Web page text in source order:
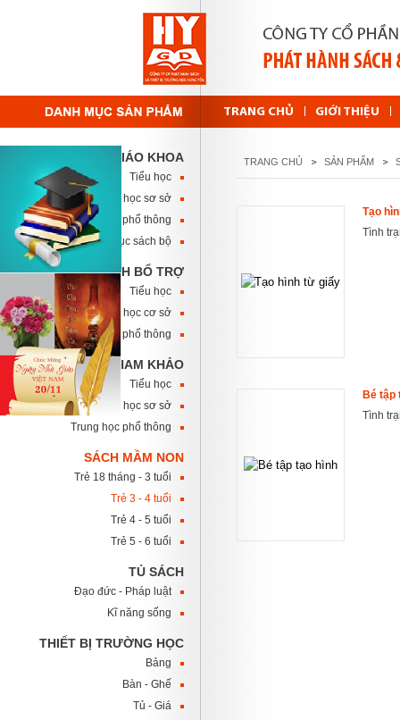
TRANG CHỦ GIỚI THIỆU
SÁCH GIÁO KHOA
Tiểu học
Trung học sơ sở
Trung học phổ thông
Danh mục sách bộ
SÁCH BỔ TRỢ
Tiểu học
Trung học cơ sở
Trung học phổ thông
SÁCH THAM KHẢO
Tiểu học
Trung học sơ sở
Trung học phổ thông
SÁCH MẦM NON
Trẻ 18 tháng - 3 tuổi
Trẻ 3 - 4 tuổi
Trẻ 4 - 5 tuổi
Trẻ 5 - 6 tuổi
TỦ SÁCH
Đạo đức - Pháp luật
Kĩ năng sống
THIẾT BỊ TRƯỜNG HỌC
Bảng
Bàn - Ghế
Tủ - Giá
TRANG CHỦ SẢN PHẨM
Tạo
Tình
Bé tập
Tình